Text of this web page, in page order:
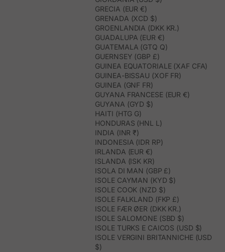
GRECIA (EUR €)
GRENADA (XCD $)
GROENLANDIA (DKK KR.)
GUADALUPA (EUR €)
GUATEMALA (GTQ Q)
GUERNSEY (GBP £)
GUINEA EQUATORIALE (XAF CFA)
GUINEA-BISSAU (XOF FR)
GUINEA (GNF FR)
GUYANA FRANCESE (EUR €)
GUYANA (GYD $)
HAITI (HTG G)
HONDURAS (HNL L)
INDIA (INR ₹)
INDONESIA (IDR RP)
IRLANDA (EUR €)
ISLANDA (ISK KR)
ISOLA DI MAN (GBP £)
ISOLE CAYMAN (KYD $)
ISOLE COOK (NZD $)
ISOLE FALKLAND (FKP £)
ISOLE FÆR ØER (DKK KR.)
ISOLE SALOMONE (SBD $)
ISOLE TURKS E CAICOS (USD $)
ISOLE VERGINI BRITANNICHE (USD
$)